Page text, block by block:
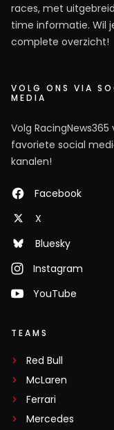
races, met
time informatie. Wil
complete overzicht!
VOLG ONS VIA
MEDIA
Volg RacingNews365
favoriete social
kanalen!
Facebook
X
Bluesky
Instagram
YouTube
TEAMS
Red Bull
McLaren
Ferrari
Mercedes